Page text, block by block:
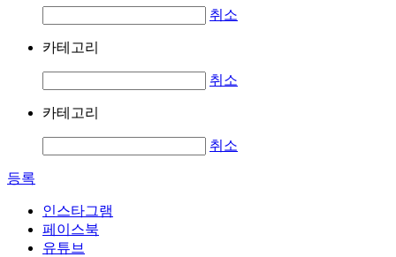
취소
카테고리
취소
카테고리
취소
등록
인스타그램
페이스북
유튜브